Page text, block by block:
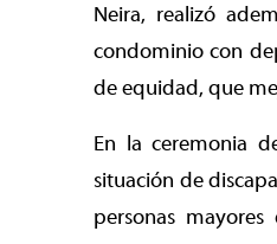
Neira, realizó
condominio con
de equidad, que
En la ceremonia
situación de
personas